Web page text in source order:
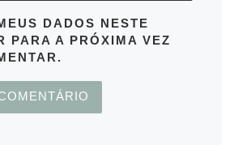
DADOS NESTE
PARA A PRÓXIMA VEZ